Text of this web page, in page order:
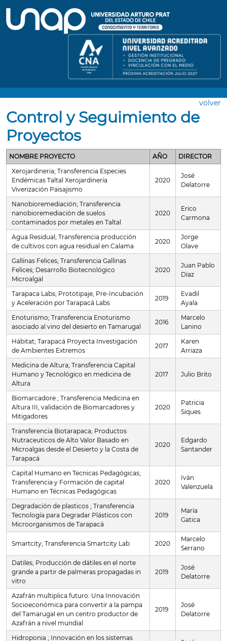
volver
Control y Seguimiento de
Proyectos
NOMBRE PROYECTO AÑO
DIRECTOR
Xerojardineria; Transferencia Especies
Endémicas Taltal Xerojardinería
Viverización Paisajismo
2020
José
Delatorre
Nanobioremediación; Transferencia
nanobioremediación de suelos
contaminados por metales en Taltal
2020
Erico
Carmona
Agua Residual; Transferencia producción
de cultivos con agua residual en Calama
2020
Jorge
Olave
Gallinas Felices; Transferencia Gallinas
Felices; Desarrollo Biotecnológico
Microalgal
2020
Juan Pablo
Díaz
Tarapaca Labs; Prototipaje, Pre-Incubación
y Aceleración por Tarapacá Labs
2019
Evadil
Ayala
Enoturismo; Transferencia Enoturismo
asociado al vino del desierto en Tamarugal
2016
Marcelo
Lanino
Hábitat; Tarapacá Proyecta Investigación
de Ambientes Extremos
2017
Karen
Arriaza
Medicina de Altura; Transferencia Capital
Humano y Tecnológico en medicina de
Altura
2017 Julio Brito
Biomarcadore ; Transferencia Medicina en
Altura III, validación de Biomarcadores y
Mitigadores
2020
Patricia
Siques
Transferencia Biotarapaca; Productos
Nutraceuticos de Alto Valor Basado en
Microalgas desde el Desierto y la Costa de
Tarapacá
2020
Edgardo
Santander
Capital Humano en Tecnicas Pedagógicas;
Transferencia y Formación de capital
Humano en Técnicas Pedagógicas
2020
Iván
Valenzuela
Degradación de plasticos ; Transferencia
Tecnología para Degradar Plásticos con
Microorganismos de Tarapacá
2019
María
Gatica
Smartcity; Transferencia Smartcity Lab 2020
Marcelo
Serrano
Datiles; Producción de dátiles en el norte
grande a partir de palmeras propagadas in
vitro
2019
José
Delatorre
Azafrán multiplica futuro: Una Innovación
Socioeconómica para convertir a la pampa
del Tamarugal en un centro productor de
Azafrán a nivel mundial
2019
José
Delatorre
Hidroponia ; Innovación en los sistemas